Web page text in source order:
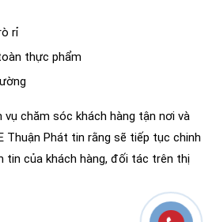
rỉ
thực phẩm
vụ chăm sóc khách hàng tận nơi và
Thuận Phát tin rằng sẽ tiếp tục chinh
tin của khách hàng, đối tác trên thị